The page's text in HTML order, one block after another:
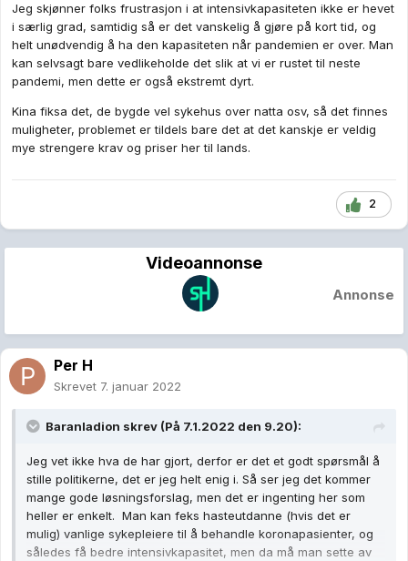
Jeg skjønner folks frustrasjon i at intensivkapasiteten ikke er hevet
i særlig grad, samtidig så er det vanskelig å gjøre på kort tid, og
helt unødvendig å ha den kapasiteten når pandemien er over. Man
kan selvsagt bare vedlikeholde det slik at vi er rustet til neste
pandemi, men dette er også ekstremt dyrt.
Kina fiksa det, de bygde vel sykehus over natta osv, så det finnes
muligheter, problemet er tildels bare det at det kanskje er veldig
mye strengere krav og priser her til lands.
2
Videoannonse
Annonse
Per H
Skrevet 7. januar 2022
Baranladion skrev (På 7.1.2022 den 9.20):
Jeg vet ikke hva de har gjort, derfor er det et godt spørsmål å
stille politikerne, det er jeg helt enig i. Så ser jeg det kommer
mange gode løsningsforslag, men det er ingenting her som
heller er enkelt. Man kan feks hasteutdanne (hvis det er
mulig) vanlige sykepleiere til å behandle koronapasienter, og
således få bedre intensivkapasitet, men da må man sette av